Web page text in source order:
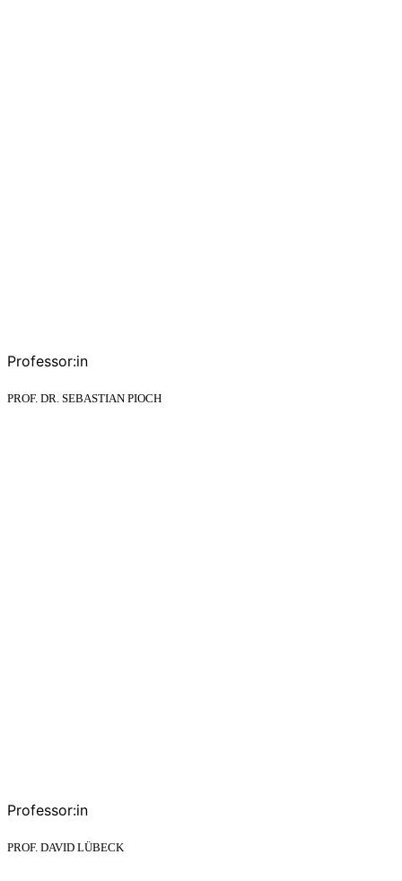
Professor:in
PROF. DR. SEBASTIAN PIOCH
Professor:in
PROF. DAVID LÜBECK